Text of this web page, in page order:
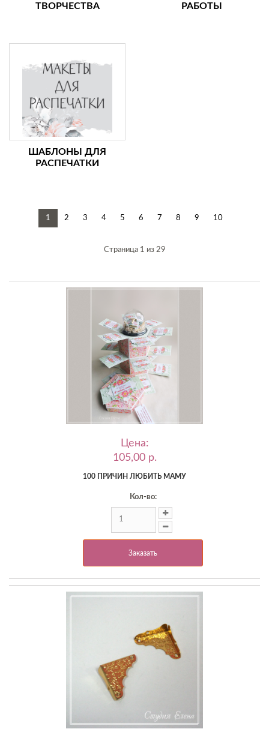
ТВОРЧЕСТВА
РАБОТЫ
ШАБЛОНЫ ДЛЯ
РАСПЕЧАТКИ
1 2 3 4 5 6 7 8 9 10
Страница 1 из 29
Цена:
105,00 p.
100 ПРИЧИН ЛЮБИТЬ МАМУ
Кол-во:
Заказать